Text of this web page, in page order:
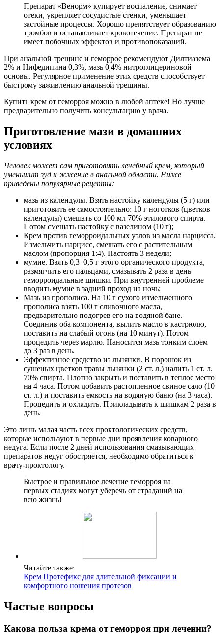
Препарат «Венорм» купирует воспаление, снимает
отеки, укрепляет сосудистые стенки, уменьшает
застойные процессы. Хорошо препятствует образованию
тромбов и останавливает кровотечение. Препарат не
имеет побочных эффектов и противопоказаний.
При анальной трещине и геморрое рекомендуют Дилтиазема
2% и Нифедипина 0,3%, мазь 0,4% нитроглицериновой
основы. Регулярное применение этих средств способствует
быстрому заживлению анальной трещины.
Купить крем от геморроя можно в любой аптеке! Но лучше
предварительно получить консультацию у врача.
Приготовление мази в домашних
условиях
Человек может сам приготовить лечебный крем, который
уменьшит зуд и жжение в анальной области. Ниже
приведены популярные рецепты:
мазь из календулы. Взять настойку календулы (5 г) или
приготовить ее самостоятельно: 10 г ноготков (цветков
календулы) смешать со 100 мл 70% этилового спирта.
Потом смешать настойку с вазелином (10 г);
Крем против геморроидальных узлов из масла нарцисса.
Измельчить нарцисс, смешать его с растительным
маслом (пропорция 1:4). Настоять 3 недели;
мумие. Взять 0,3–0,5 г этого органического продукта,
размягчить его пальцами, смазывать 2 раза в день
геморроидальные шишки. При внутренней проблеме
вводить мумие в задний проход на ночь;
Мазь из прополиса. На 10 г сухого измельченного
прополиса взять 100 г сливочного масла,
предварительно подогрев его на водяной бане.
Соединив оба компонента, вылить масло в кастрюлю,
поставить на слабый огонь (на 10 минут). Потом
процедить через марлю. Наносится мазь тонким слоем
до 3 раз в день.
Эффективное средство из льнянки. В порошок из
сушеных цветков травы льнянки (2 ст. л.) налить 1 ст. л.
70% спирта. Плотно закрыть и поставить в теплое место
на 4 часа. Потом добавить растопленное свиное сало (10
ст. л.) и поставить емкость на водяную баню (на 3 часа).
Процедить и охладить. Прикладывать к шишкам 2 раза в
день.
Это лишь малая часть всех проктологических средств,
которые используют в первые дни проявления коварного
недуга. Если после 2 дней использования смазывающих
препаратов недуг обостряется, необходимо обратиться к
врачу-проктологу.
Быстрое и правильное лечение геморроя на
первых стадиях могут уберечь от страданий на
всю жизнь!
Читайте также:
Крем Протефикс для длительной фиксации и
комфортного ношения протезов
Частые вопросы
Какова польза крема от геморроя при лечении?